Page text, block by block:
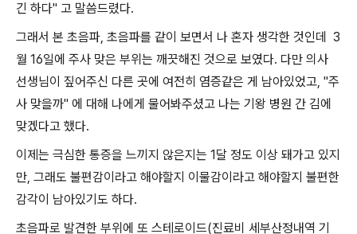
긴 하다" 고 말씀드렸다.
그래서 본 초음파, 초음파를 같이 보면서 나 혼자 생각한 것인데 3
월 16일에 주사 맞은 부위는 깨끗해진 것으로 보였다. 다만 의사
선생님이 짚어주신 다른 곳에 여전히 염증같은 게 남아있었고, "주
사 맞을까" 에 대해 나에게 물어봐주셨고 나는 기왕 병원 간 김에
맞겠다고 했다.
이제는 극심한 통증을 느끼지 않은지는 1달 정도 이상 돼가고 있지
만, 그래도 불편감이라고 해야할지 이물감이라고 해야할지 불편한
감각이 남아있기도 하다.
초음파로 발견한 부위에 또 스테로이드(진료비 세부산정내역 기